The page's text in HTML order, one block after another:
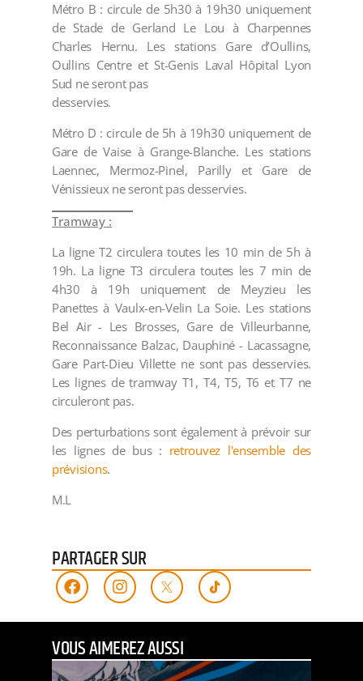
Métro B : circule de 5h30 à 19h30 uniquement
de Stade de Gerland Le Lou à Charpennes
Charles Hernu. Les stations Gare d’Oullins,
Oullins Centre et St-Genis Laval Hôpital Lyon
Sud ne seront pas
desservies.
Métro D : circule de 5h à 19h30 uniquement de
Gare de Vaise à Grange-Blanche. Les stations
Laennec, Mermoz-Pinel, Parilly et Gare de
Vénissieux ne seront pas desservies.
Tramway :
La ligne T2 circulera toutes les 10 min de 5h à
19h. La ligne T3 circulera toutes les 7 min de
4h30 à 19h uniquement de Meyzieu les
Panettes à Vaulx-en-Velin La Soie. Les stations
Bel Air - Les Brosses, Gare de Villeurbanne,
Reconnaissance Balzac, Dauphiné - Lacassagne,
Gare Part-Dieu Villette ne sont pas desservies.
Les lignes de tramway T1, T4, T5, T6 et T7 ne
circuleront pas.
Des perturbations sont également à prévoir sur
les lignes de bus : retrouvez l'ensemble des
prévisions.
M.L
PARTAGER SUR
VOUS AIMEREZ AUSSI